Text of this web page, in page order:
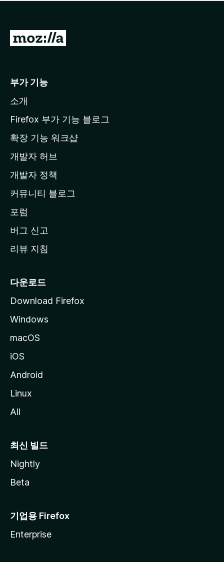
점
습
니
M
l
a
페
이
지
이
동
부가 기능
소개
Firefox 부가 기능 블로그
확장 기능 워크샵
개발자 허브
개발자 정책
커뮤니티 블로그
포럼
버그 신고
리뷰 지침
다운로드
Download Firefox
Windows
macOS
iOS
Android
Linux
All
최신 빌드
Nightly
Beta
기업용 Firefox
Enterprise